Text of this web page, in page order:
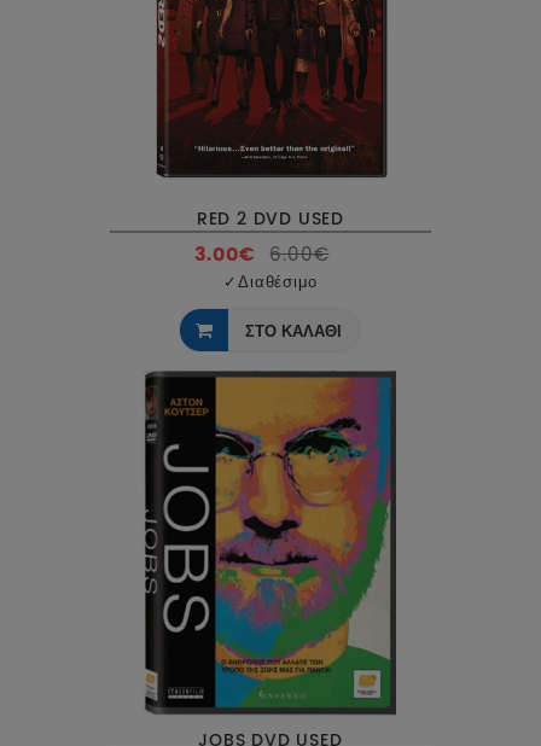
RED 2 DVD USED
3.00€ 6.00€
✓Διαθέσιμο
ΣΤΟ ΚΑΛΑΘΙ